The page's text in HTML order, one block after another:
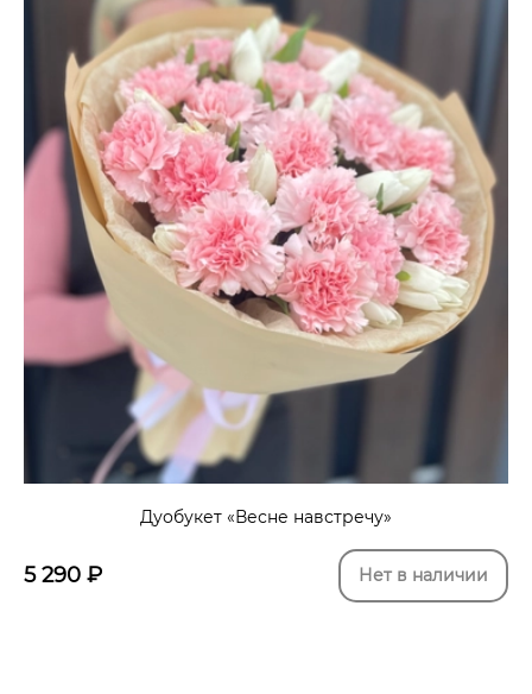
Дуобукет «Весне навстречу»
5 290 ₽ Нет в наличии